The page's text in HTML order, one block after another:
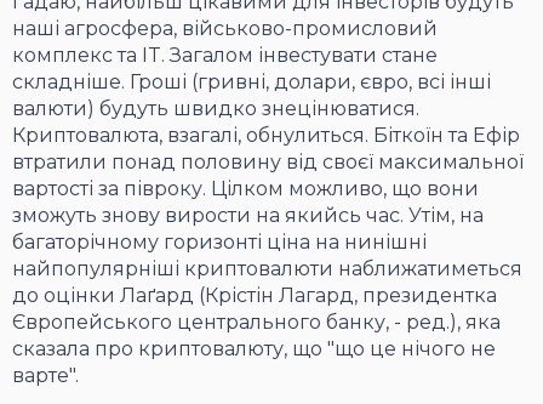
наші агросфера, військово-промисловий
комплекс та IT. Загалом інвестувати стане
складніше. Гроші (гривні, долари, євро, всі інші
валюти) будуть швидко знецінюватися.
Криптовалюта, взагалі, обнулиться. Біткоїн та Ефір
втратили понад половину від своєї максимальної
вартості за півроку. Цілком можливо, що вони
зможуть знову вирости на якийсь час. Утім, на
багаторічному горизонті ціна на нинішні
найпопулярніші криптовалюти наближатиметься
до оцінки Лаґард (Крістін Лагард, президентка
Європейського центрального банку, - ред.), яка
сказала про криптовалюту, що "що це нічого не
варте".